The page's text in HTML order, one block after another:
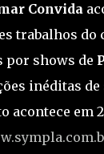
Convida
trabalhos
por shows de
inéditas
em